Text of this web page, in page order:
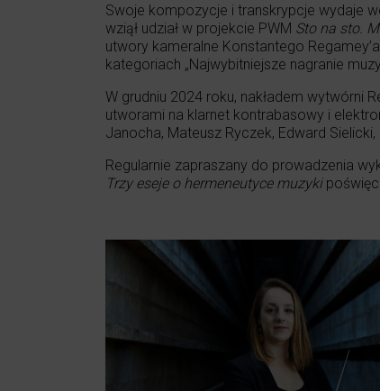
Swoje kompozycje i transkrypcje wydaje
wziął udział w projekcie PWM Sto na sto.
utwory kameralne Konstantego
kategoriach „Najwybitniejsze nagranie
W grudniu 2024 roku, nakładem wytwórni
utworami na klarnet kontrabasowy i
Janocha, Mateusz Ryczek, Edward
Regularnie zapraszany do prowadzenia
Trzy eseje o hermeneutyce muzyki